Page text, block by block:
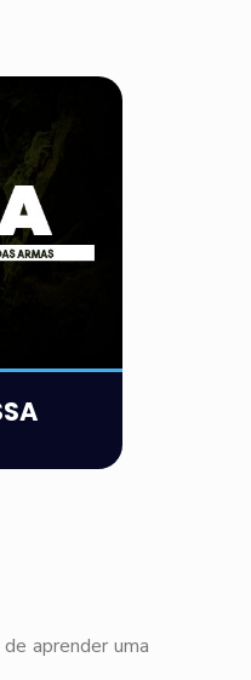
aprender uma